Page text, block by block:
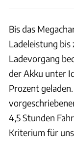
Bis das
Ladeleistung
Ladevorgang
der Akku unter
Prozent
4,5 Stunden
Kriterium für